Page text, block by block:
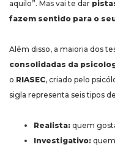
aquilo”. Mas vai te dar
fazem sentido para o
Além disso, a maioria dos
consolidadas da
o RIASEC, criado pelo
sigla representa seis tipos
Realista: quem
Investigativo: